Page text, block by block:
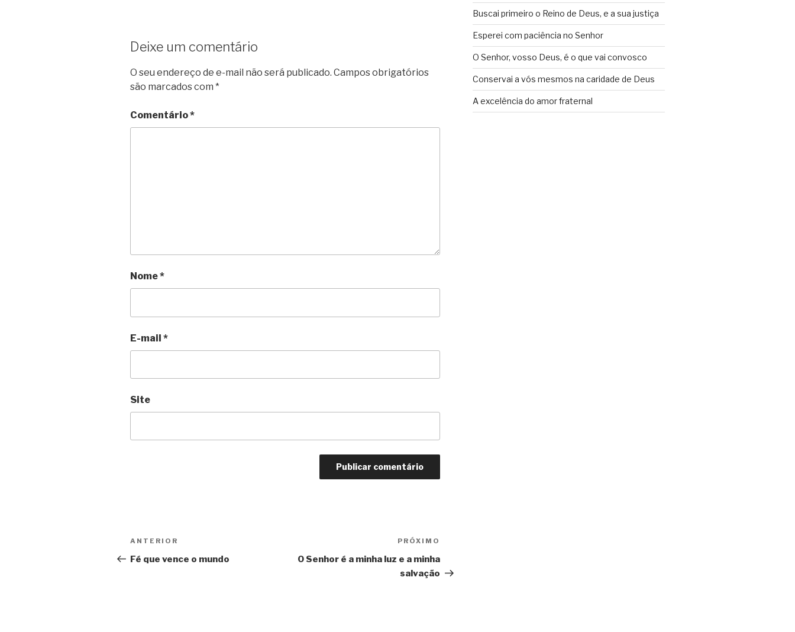
Deixe um comentário
O seu endereço de e-mail não será publicado. Campos obrigatórios
são marcados com *
Comentário*
Nome*
E-mail *
Site
Navegação
de
Post
anterior
ANTERIOR
Fé que vence o mundo
post
PRÓXIMO
O Senhor é a minha luz e a minha
salvação
Buscai primeiro o Reino de Deus, e a sua justiça
Esperei com paciência no Senhor
O Senhor, vosso Deus, é o que vai convosco
Conservai a vós mesmos na caridade de Deus
A excelência do amor fraternal